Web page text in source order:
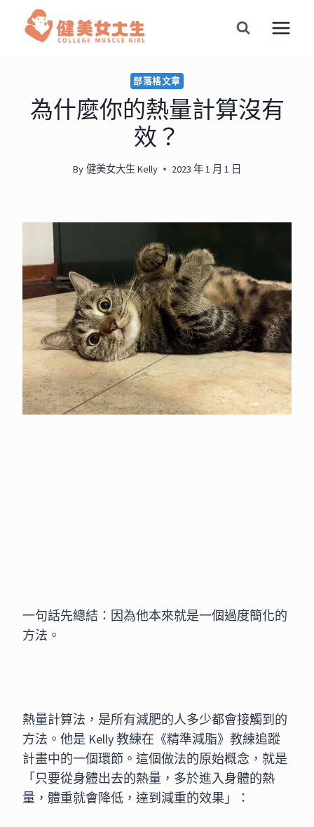
部落格文章
為什麼你的熱量計算沒有
效？
By 健美女大生 Kelly 2023 年 1 月 1 日
一句話先總結：因為他本來就是一個過度簡化的
方法。
熱量計算法，是所有減肥的人多少都會接觸到的
方法。他是 Kelly 教練在《精準減脂》教練追蹤
計畫中的一個環節。這個做法的原始概念，就是
「只要從身體出去的熱量，多於進入身體的熱
量，體重就會降低，達到減重的效果」：